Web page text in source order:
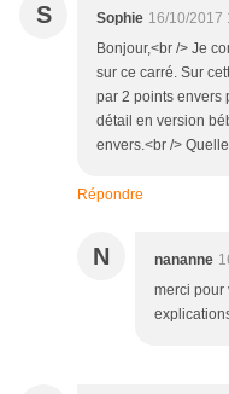
S Sophie 16/10/2017
Bonjour,<br /> Je
sur ce carré. Sur
par 2 points envers
détail en version
envers.<br />
Répondre
N nananne
merci pour